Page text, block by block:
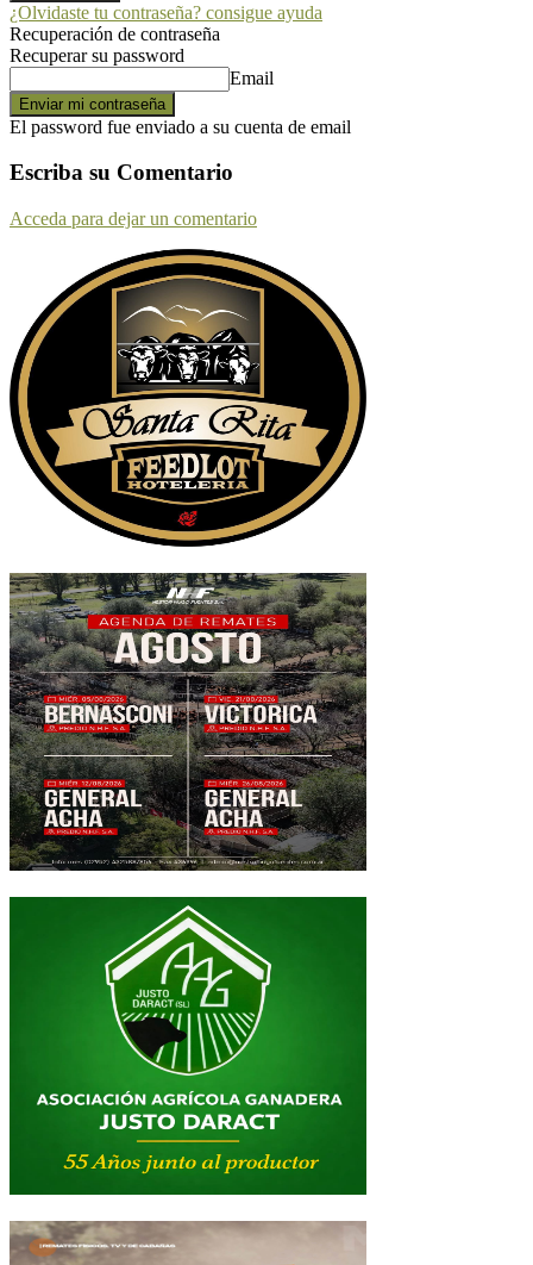
¿Olvidaste tu contraseña? consigue ayuda
Recuperación de contraseña
Recuperar su password
Email
El password fue enviado a su cuenta de email
Escriba su Comentario
Acceda para dejar un comentario